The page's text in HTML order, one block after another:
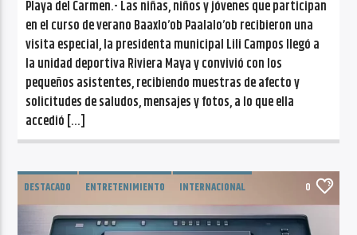
Playa del Carmen.- Las niñas, niños y jóvenes que participan
en el curso de verano Baaxlo’ob Paalalo’ob recibieron una
visita especial, la presidenta municipal Lili Campos llegó a
la unidad deportiva Riviera Maya y convivió con los
pequeños asistentes, recibiendo muestras de afecto y
solicitudes de saludos, mensajes y fotos, a lo que ella
accedió […]
DESTACADO ENTRETENIMIENTO
INTERNACIONAL
NOTICIAS
TECNOLOGIA TENDENCIAS
0